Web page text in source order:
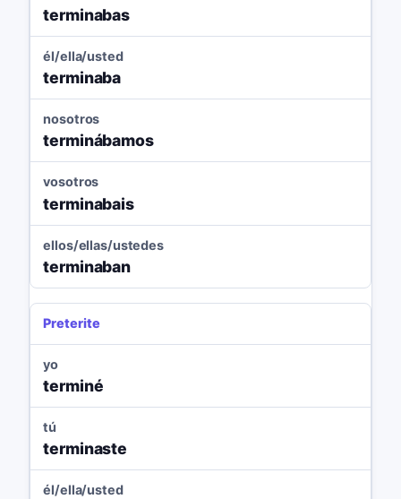
terminabas
él/ella/usted
terminaba
nosotros
terminábamos
vosotros
terminabais
ellos/ellas/ustedes
terminaban
Preterite
yo
terminé
tú
terminaste
él/ella/usted